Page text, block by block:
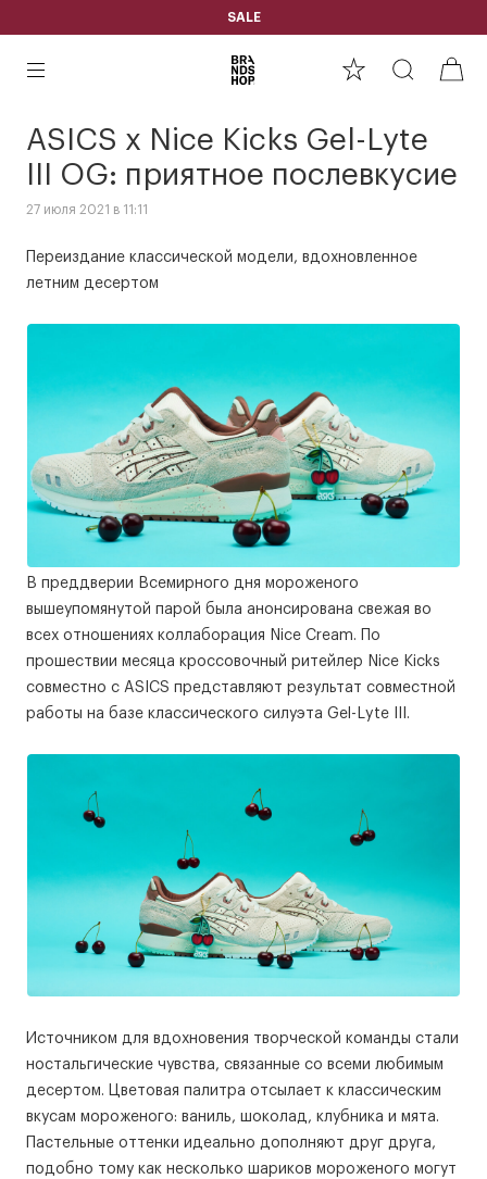
SALE
ASICS x Nice Kicks Gel-Lyte
III OG: приятное послевкусие
27 июля 2021 в 11:11
Переиздание классической модели, вдохновленное
летним десертом
В преддверии Всемирного дня мороженого
вышеупомянутой парой была анонсирована свежая во
всех отношениях коллаборация Nice Cream. По
прошествии месяца кроссовочный ритейлер Nice Kicks
совместно с ASICS представляют результат совместной
работы на базе классического силуэта Gel-Lyte III.
Источником для вдохновения творческой команды стали
ностальгические чувства, связанные со всеми любимым
десертом. Цветовая палитра отсылает к классическим
вкусам мороженого: ваниль, шоколад, клубника и мята.
Пастельные оттенки идеально дополняют друг друга,
подобно тому как несколько шариков мороженого могут